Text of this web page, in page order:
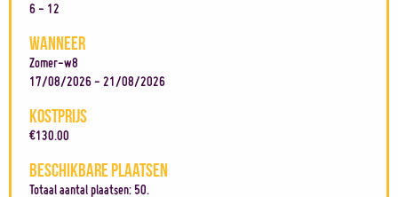
6 - 12
WANNEER
Zomer-w8
17/08/2026 - 21/08/2026
KOSTPRIJS
€130.00
BESCHIKBARE PLAATSEN
Totaal aantal plaatsen: 50.